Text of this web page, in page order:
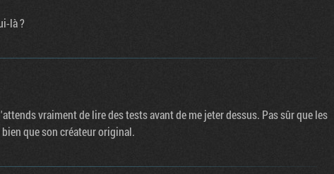
là ?
vraiment de lire des tests avant de me jeter dessus. Pas sûr que les
que son créateur original.